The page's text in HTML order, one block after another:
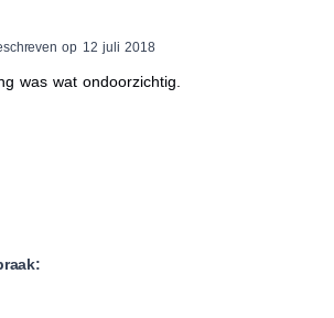
op 12 juli 2018
was wat ondoorzichtig.